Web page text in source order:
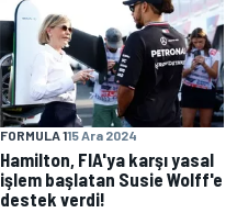
FORMULA 115 Ara 2024
Hamilton, FIA'ya karşı yasal
işlem başlatan Susie Wolff'e
destek verdi!